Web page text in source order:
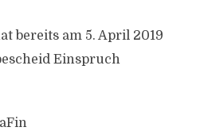
bereits am 5. April 2019
Einspruch